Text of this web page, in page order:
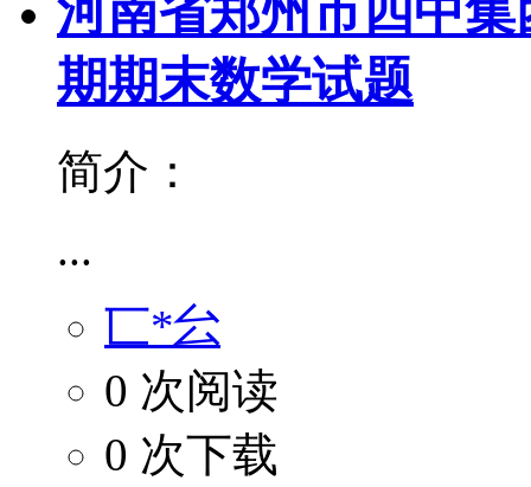
河南省郑州市四中集
期期末数学试题
简介：
...
匸*㕕
0 次阅读
0 次下载